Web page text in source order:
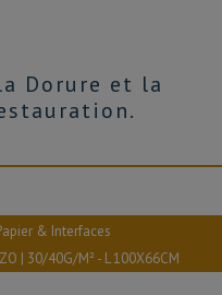
Dorure et la
& Interfaces
| 30/40G/M² - L 100X66CM